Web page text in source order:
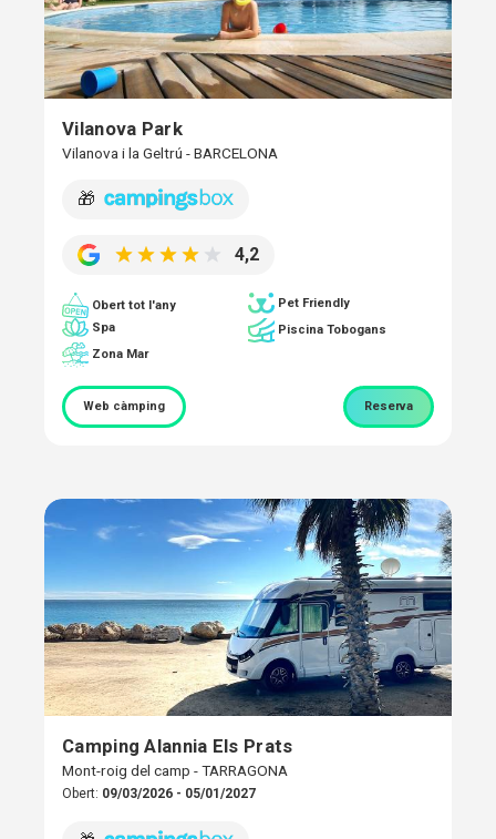
Vilanova Park
Vilanova i la Geltrú - BARCELONA
🎁
4,2
Obert tot l'any
Pet Friendly
Spa
Piscina Tobogans
Zona Mar
Web càmping Reserva
Camping Alannia Els Prats
Mont-roig del camp - TARRAGONA
Obert: 09/03/2026 - 05/01/2027